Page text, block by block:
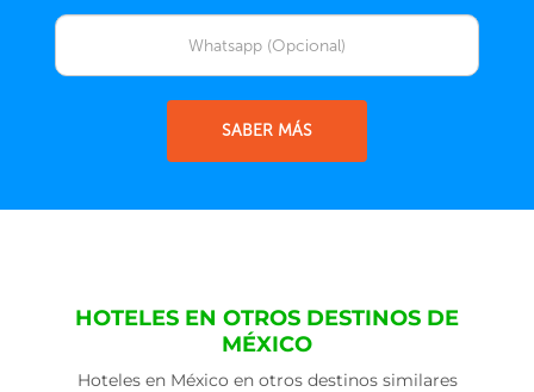
SABER MÁS
HOTELES EN OTROS DESTINOS DE
MÉXICO
Hoteles en México en otros destinos similares